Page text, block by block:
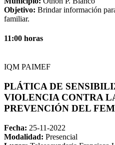
Objetivo: Brindar información
familiar.
11:00 horas
IQM PAIMEF
PLÁTICA DE
VIOLENCIA CONTRA
PREVENCIÓN DEL
Fecha: 25-11-2022
Modalidad: Presencial